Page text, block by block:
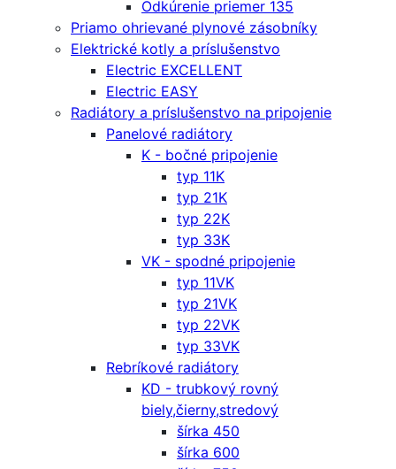
Odkúrenie priemer 135
Priamo ohrievané plynové zásobníky
Elektrické kotly a príslušenstvo
Electric EXCELLENT
Electric EASY
Radiátory a príslušenstvo na pripojenie
Panelové radiátory
K - bočné pripojenie
typ 11K
typ 21K
typ 22K
typ 33K
VK - spodné pripojenie
typ 11VK
typ 21VK
typ 22VK
typ 33VK
Rebríkové radiátory
KD - trubkový rovný
biely,čierny,stredový
šírka 450
šírka 600